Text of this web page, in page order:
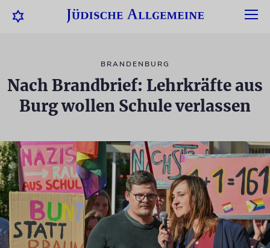
BRANDENBURG
Nach Brandbrief: Lehrkräfte aus
Burg wollen Schule verlassen